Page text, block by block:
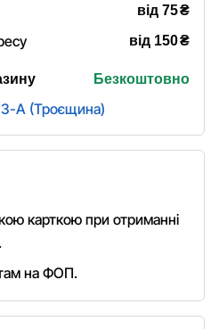
від 75₴
від 150₴
Безкоштовно
3-А (Троєщина)
карткою при отриманні
на ФОП.